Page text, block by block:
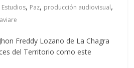
Estudios, Paz, producción audiovisual,
Freddy Lozano de La Chagra
del Territorio como este